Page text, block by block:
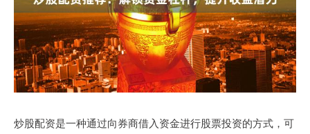
炒股配资是一种通过向券商借入资金进行股票投资的方式，可